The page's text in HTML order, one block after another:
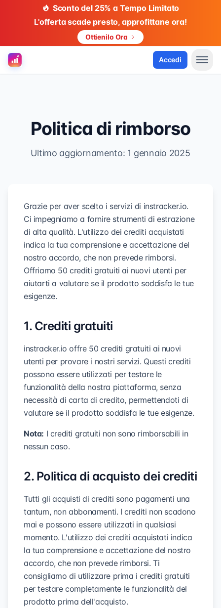
Sconto del 25% a Tempo Limitato
L'offerta scade presto, approfittane ora!
Ottienilo Ora
Accedi
Politica di rimborso
Ultimo aggiornamento: 1 gennaio 2025
Grazie per aver scelto i servizi di instracker.io.
Ci impegniamo a fornire strumenti di estrazione
di alta qualità. L'utilizzo dei crediti acquistati
indica la tua comprensione e accettazione del
nostro accordo, che non prevede rimborsi.
Offriamo 50 crediti gratuiti ai nuovi utenti per
aiutarti a valutare se il prodotto soddisfa le tue
esigenze.
1. Crediti gratuiti
instracker.io offre 50 crediti gratuiti ai nuovi
utenti per provare i nostri servizi. Questi crediti
possono essere utilizzati per testare le
funzionalità della nostra piattaforma, senza
necessità di carta di credito, permettendoti di
valutare se il prodotto soddisfa le tue esigenze.
Nota: I crediti gratuiti non sono rimborsabili in
nessun caso.
2. Politica di acquisto dei crediti
Tutti gli acquisti di crediti sono pagamenti una
tantum, non abbonamenti. I crediti non scadono
mai e possono essere utilizzati in qualsiasi
momento. L'utilizzo dei crediti acquistati indica
la tua comprensione e accettazione del nostro
accordo, che non prevede rimborsi. Ti
consigliamo di utilizzare prima i crediti gratuiti
per testare completamente le funzionalità del
prodotto prima dell'acquisto.